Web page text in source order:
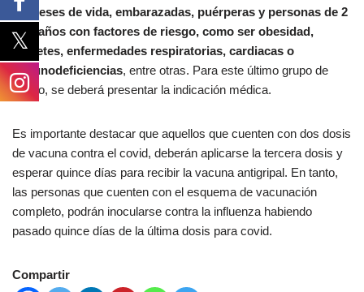
24 meses de vida, embarazadas, puérperas y personas de 2
a 64 años con factores de riesgo, como ser obesidad,
diabetes, enfermedades respiratorias, cardiacas o
inmunodeficiencias, entre otras. Para este último grupo de
riesgo, se deberá presentar la indicación médica.
Es importante destacar que aquellos que cuenten con dos dosis
de vacuna contra el covid, deberán aplicarse la tercera dosis y
esperar quince días para recibir la vacuna antigripal. En tanto,
las personas que cuenten con el esquema de vacunación
completo, podrán inocularse contra la influenza habiendo
pasado quince días de la última dosis para covid.
Compartir